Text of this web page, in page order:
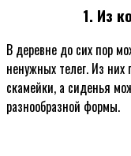
1. Из
В деревне до сих пор
ненужных телег. Из них
скамейки, а сиденья
разнообразной формы.